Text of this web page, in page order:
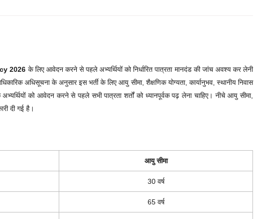
2026 के लिए आवेदन करने से पहले अभ्यर्थियों को निर्धारित पात्रता मानदंड की जांच अवश्य कर लेनी
अधिसूचना के अनुसार इस भर्ती के लिए आयु सीमा, शैक्षणिक योग्यता, कार्यानुभव, स्थानीय निवास
को आवेदन करने से पहले सभी पात्रता शर्तों को ध्यानपूर्वक पढ़ लेना चाहिए। नीचे आयु सीमा,
दी गई है।
आयु सीमा
30 वर्ष
65 वर्ष